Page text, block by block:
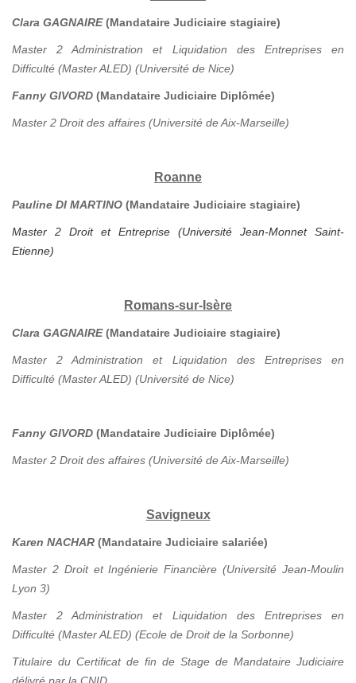
Clara GAGNAIRE(Mandataire Judiciaire stagiaire)
Master 2 Administration et Liquidation des Entreprises en
Difficulté (Master ALED) (Université de Nice)
Fanny GIVORD (Mandataire Judiciaire Diplômée)
Master 2 Droit des affaires (Université de Aix-Marseille)
Roanne
Pauline DI MARTINO (Mandataire Judiciaire stagiaire)
Master 2 Droit et Entreprise (Université Jean-Monnet Saint-
Etienne)
Romans-sur-Isère
Clara GAGNAIRE(Mandataire Judiciaire stagiaire)
Master 2 Administration et Liquidation des Entreprises en
Difficulté (Master ALED) (Université de Nice)
Fanny GIVORD (Mandataire Judiciaire Diplômée)
Master 2 Droit des affaires (Université de Aix-Marseille)
Savigneux
Karen NACHAR (Mandataire Judiciaire salariée)
Master 2 Droit et Ingénierie Financière (Université Jean-Moulin
Lyon 3)
Master 2 Administration et Liquidation des Entreprises en
Difficulté (Master ALED) (Ecole de Droit de la Sorbonne)
Titulaire du Certificat de fin de Stage de Mandataire Judiciaire